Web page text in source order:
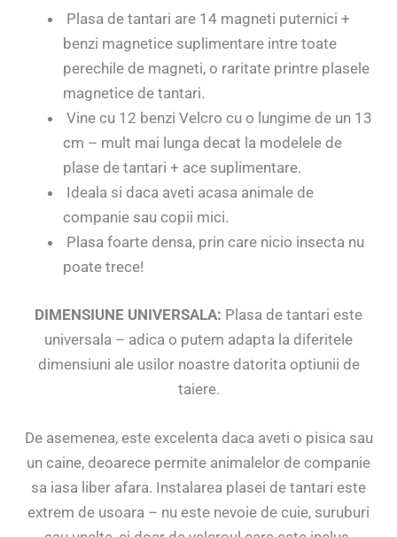
Plasa de tantari are 14 magneti puternici +
benzi magnetice suplimentare intre toate
perechile de magneti, o raritate printre plasele
magnetice de tantari.
Vine cu 12 benzi Velcro cu o lungime de un 13
cm – mult mai lunga decat la modelele de
plase de tantari + ace suplimentare.
Ideala si daca aveti acasa animale de
companie sau copii mici.
Plasa foarte densa, prin care nicio insecta nu
poate trece!
DIMENSIUNE UNIVERSALA: Plasa de tantari este
universala – adica o putem adapta la diferitele
dimensiuni ale usilor noastre datorita optiunii de
taiere.
De asemenea, este excelenta daca aveti o pisica sau
un caine, deoarece permite animalelor de companie
sa iasa liber afara. Instalarea plasei de tantari este
extrem de usoara – nu este nevoie de cuie, suruburi